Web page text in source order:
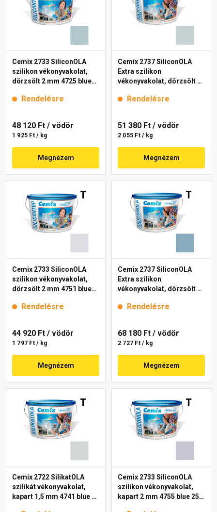
Cemix 2733 SiliconOLA
szilikon vékonyvakolat,
dörzsölt 2 mm 4725 blue
Rendelésre
48 120 Ft / vödör
1 925 Ft / kg
Megnézem
Cemix 2737 SiliconOLA
Extra szilikon
vékonyvakolat, dörzsölt 2
Rendelésre
51 380 Ft / vödör
2 055 Ft / kg
Megnézem
Cemix 2733 SiliconOLA
szilikon vékonyvakolat,
dörzsölt 2 mm 4751 blue
Rendelésre
44 920 Ft / vödör
1 797 Ft / kg
Megnézem
Cemix 2737 SiliconOLA
Extra szilikon
vékonyvakolat, dörzsölt 2
Rendelésre
68 180 Ft / vödör
2 727 Ft / kg
Megnézem
Cemix 2722 SilikatOLA
szilikát vékonyvakolat,
kapart 1,5 mm 4741 blue 25
Cemix 2733 SiliconOLA
szilikon vékonyvakolat,
kapart 2 mm 4755 blue 25